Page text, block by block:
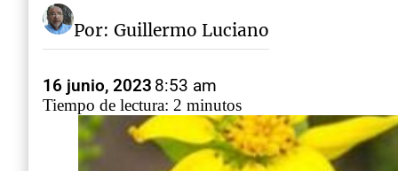
Por: Guillermo Luciano
16 junio, 2023 8:53 am
Tiempo de lectura: 2 minutos